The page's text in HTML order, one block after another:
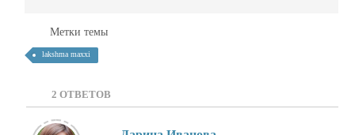
Метки темы
lakshma maxxi
2 ОТВЕТОВ